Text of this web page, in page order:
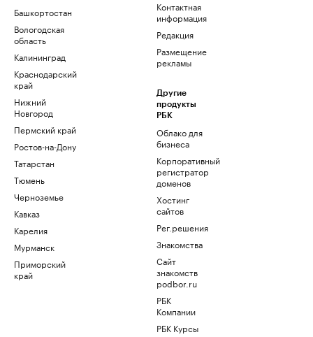
Башкортостан
Вологодская
область
Калининград
Краснодарский
край
Нижний
Новгород
Пермский край
Ростов-на-Дону
Татарстан
Тюмень
Черноземье
Кавказ
Карелия
Мурманск
Приморский
край
Контактная
информация
Редакция
Размещение
рекламы
Другие
продукты
РБК
Облако для
бизнеса
Корпоративный
регистратор
доменов
Хостинг
сайтов
Рег.решения
Знакомства
Сайт
знакомств
podbor.ru
РБК
Компании
РБК Курсы